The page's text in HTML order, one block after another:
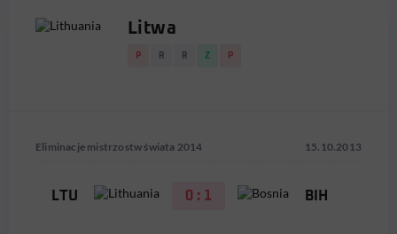
Litwa
P R R Z P
Eliminacje mistrzostw świata 2014 15.10.2013
LTU 0 : 1 BIH